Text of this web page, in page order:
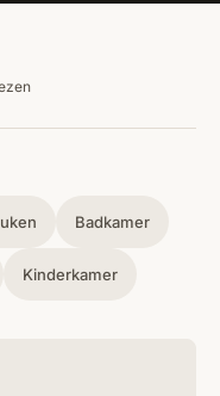
Badkamer
Kinderkamer